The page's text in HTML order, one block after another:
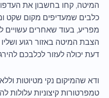
המיטה, קחו בחשבון את
כלבים שמעדיפים מקום שקט
מפריע, בעוד שאחרים עשויים
הצבת המיטה באזור רגוע
דעת יכולה לעזור לכלבכם
ודא שהמיקום נקי מטיוטות
טמפרטורות קיצוניות עלולות